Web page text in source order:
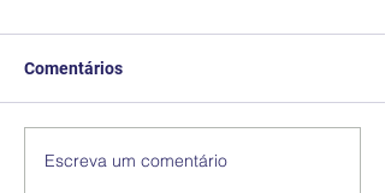
Comentários
Escreva um comentário